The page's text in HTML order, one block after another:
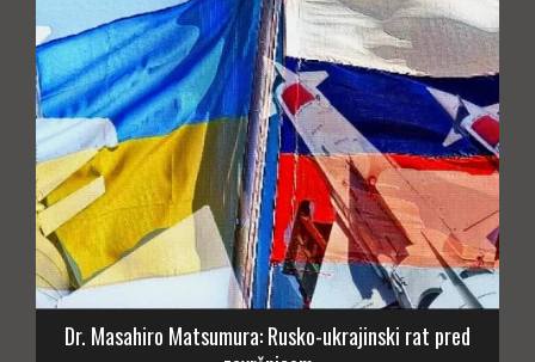
Dr. Masahiro Matsumura: Rusko-ukrajinski rat pred